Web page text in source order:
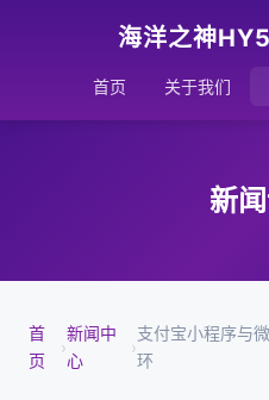
海洋之神
首页 关于我们
新
首
页
›
新闻中
心
›
支付宝小程序与
环